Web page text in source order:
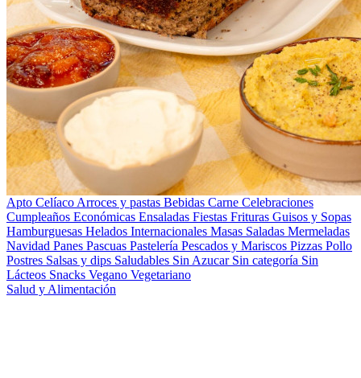
Apto Celíaco Arroces y pastas Bebidas Carne Celebraciones
Cumpleaños Económicas Ensaladas Fiestas Frituras Guisos y Sopas
Hamburguesas Helados Internacionales Masas Saladas Mermeladas
Navidad Panes Pascuas Pastelería Pescados y Mariscos Pizzas Pollo
Postres Salsas y dips Saludables Sin Azucar Sin categoría Sin
Lácteos Snacks Vegano Vegetariano
Salud y Alimentación